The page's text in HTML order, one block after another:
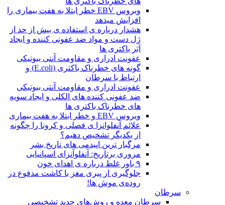
ویروس EBV خطر ابتلا به هفت بیماری را
افزایش میدهد
هشدار درباره ی استفاده ی بیش از حد از
ژل دست و مواد ضد عفونی کننده و ایجاد
اَبَر باکتری ها
عفونت ادراری و مقاومت آنتی بیوتیکی
گونه های خطرناک باکتری (E.coli) و
ارتباط با سرطان
عفونت ادراری و مقاومت آنتی بیوتیکی
ضد عفونی کننده های الکلی و ایجاد سویه
های خطرناک باکتری ها
ویروس EBV و خطر ابتلا به هفت بیماری
علائم آنفلوانزا ی فصلی و کرونا را چگونه
از یکدیگر تشخیص دهیم؟
مرگبار ترین اپیدمی های تاریخ بشر
مروری برتاریخ: آنفلوآنزای اسپانیایی
۹ باور غلط درباره ی اهدای خون
جلوگیری از پیری مغز با کاشت مدفوع در
روده‌ی موش ها!
سرطان
سرطان معده و روش‌های جدید تشخیصی